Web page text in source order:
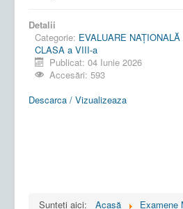
Detalii
Categorie: EVALUARE
CLASA a VIII-a
Publicat: 04 Iunie 2026
Accesări: 593
Descarca / Vizualizeaza
Sunteți aici: Acasă
Examene